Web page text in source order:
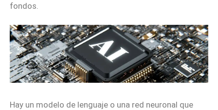
fondos.
Hay un modelo de lenguaje o una red neuronal que